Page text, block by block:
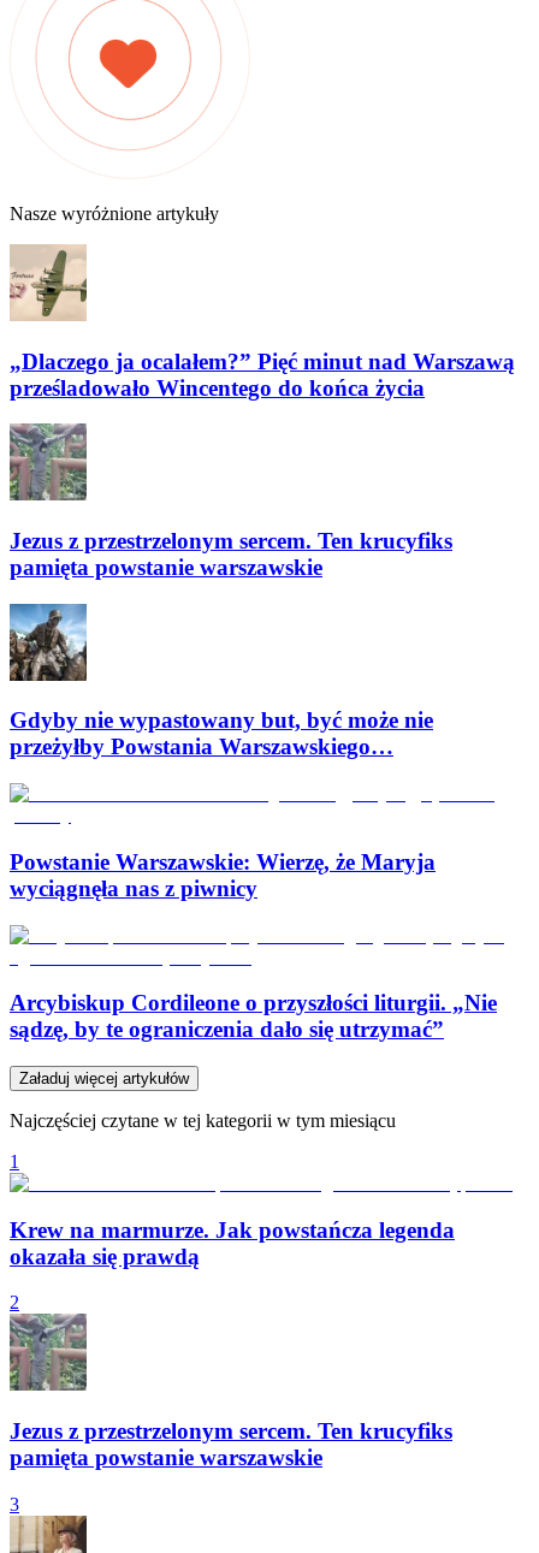
Nasze wyróżnione artykuły
„Dlaczego ja ocalałem?” Pięć minut nad Warszawą
prześladowało Wincentego do końca życia
Jezus z przestrzelonym sercem. Ten krucyfiks
pamięta powstanie warszawskie
Gdyby nie wypastowany but, być może nie
przeżyłby Powstania Warszawskiego…
Powstanie Warszawskie: Wierzę, że Maryja
wyciągnęła nas z piwnicy
Arcybiskup Cordileone o przyszłości liturgii. „Nie
sądzę, by te ograniczenia dało się utrzymać”
Załaduj więcej artykułów
Najczęściej czytane w tej kategorii w tym miesiącu
1
Krew na marmurze. Jak powstańcza legenda
okazała się prawdą
2
Jezus z przestrzelonym sercem. Ten krucyfiks
pamięta powstanie warszawskie
3